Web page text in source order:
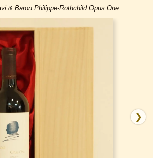
& Baron Philippe-Rothchild Opus One
❯